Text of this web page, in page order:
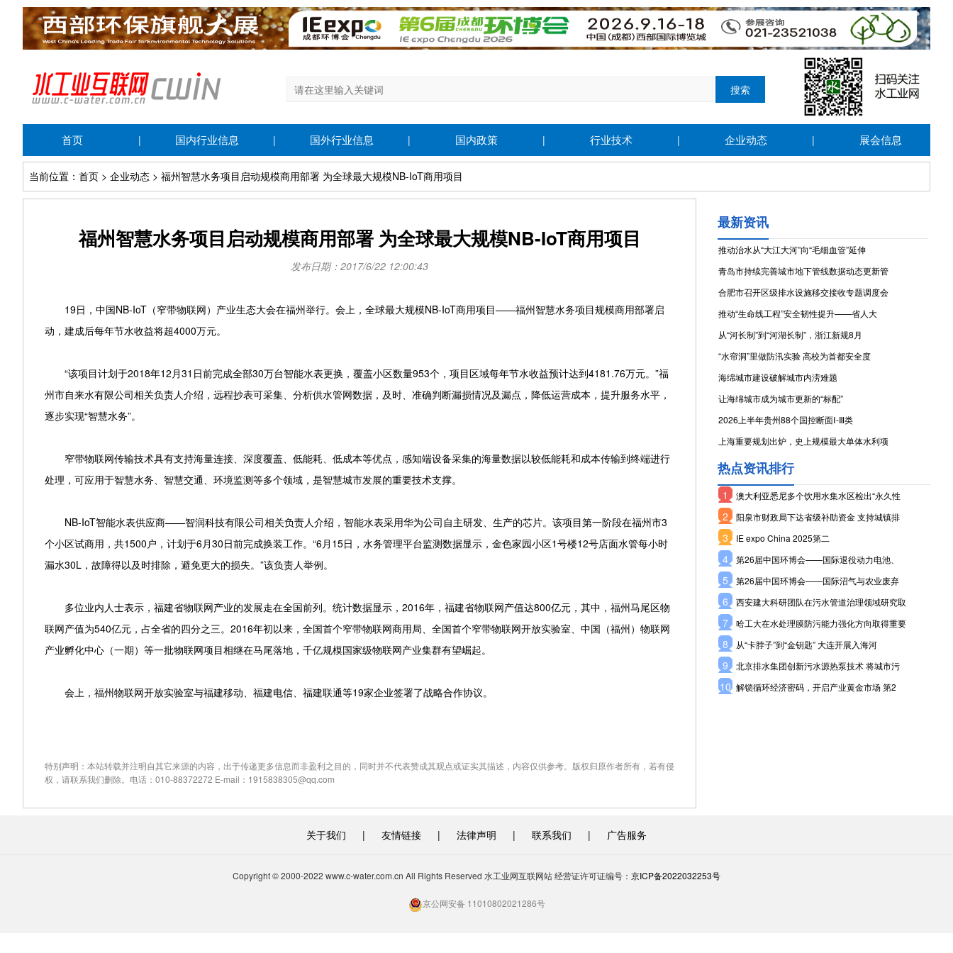
首页 | 国内行业信息 | 国外行业信息 | 国内政策 | 行业技术 | 企业动态 | 展会信息
当前位置：首页 > 企业动态 > 福州智慧水务项目启动规模商用部署 为全球最大规模NB-IoT商用项目
福州智慧水务项目启动规模商用部署 为全球最大规模NB-IoT商用项目
发布日期：2017/6/22 12:00:43
19日，中国NB-IoT（窄带物联网）产业生态大会在福州举行。会上，全球最大规模NB-IoT商用项目——福州智慧水务项目规模商用部署启
动，建成后每年节水收益将超4000万元。
“该项目计划于2018年12月31日前完成全部30万台智能水表更换，覆盖小区数量953个，项目区域每年节水收益预计达到4181.76万元。”福
州市自来水有限公司相关负责人介绍，远程抄表可采集、分析供水管网数据，及时、准确判断漏损情况及漏点，降低运营成本，提升服务水平，
逐步实现“智慧水务”。
窄带物联网传输技术具有支持海量连接、深度覆盖、低能耗、低成本等优点，感知端设备采集的海量数据以较低能耗和成本传输到终端进行
处理，可应用于智慧水务、智慧交通、环境监测等多个领域，是智慧城市发展的重要技术支撑。
NB-IoT智能水表供应商——智润科技有限公司相关负责人介绍，智能水表采用华为公司自主研发、生产的芯片。该项目第一阶段在福州市3
个小区试商用，共1500户，计划于6月30日前完成换装工作。“6月15日，水务管理平台监测数据显示，金色家园小区1号楼12号店面水管每小时
漏水30L，故障得以及时排除，避免更大的损失。”该负责人举例。
多位业内人士表示，福建省物联网产业的发展走在全国前列。统计数据显示，2016年，福建省物联网产值达800亿元，其中，福州马尾区物
联网产值为540亿元，占全省的四分之三。2016年初以来，全国首个窄带物联网商用局、全国首个窄带物联网开放实验室、中国（福州）物联网
产业孵化中心（一期）等一批物联网项目相继在马尾落地，千亿规模国家级物联网产业集群有望崛起。
会上，福州物联网开放实验室与福建移动、福建电信、福建联通等19家企业签署了战略合作协议。
特别声明：本站转载并注明自其它来源的内容，出于传递更多信息而非盈利之目的，同时并不代表赞成其观点或证实其描述，内容仅供参考。版权归原作者所有，若有侵
权，请联系我们删除。电话：010-88372272 E-mail：1915838305@qq.com
最新资讯
推动治水从“大江大河”向“毛细血管”延伸
青岛市持续完善城市地下管线数据动态更新管
合肥市召开区级排水设施移交接收专题调度会
推动“生命线工程”安全韧性提升——省人大
从“河长制”到“河湖长制”，浙江新规8月
“水帘洞”里做防汛实验 高校为首都安全度
海绵城市建设破解城市内涝难题
让海绵城市成为城市更新的“标配”
2026上半年贵州88个国控断面Ⅰ-Ⅲ类
上海重要规划出炉，史上规模最大单体水利项
热点资讯排行
1 澳大利亚悉尼多个饮用水集水区检出“永久性
2 阳泉市财政局下达省级补助资金 支持城镇排
3 IE expo China 2025第二
4 第26届中国环博会——国际退役动力电池、
5 第26届中国环博会——国际沼气与农业废弃
6 西安建大科研团队在污水管道治理领域研究取
7 哈工大在水处理膜防污能力强化方向取得重要
8 从“卡脖子”到“金钥匙” 大连开展入海河
9 北京排水集团创新污水源热泵技术 将城市污
10 解锁循环经济密码，开启产业黄金市场 第2
关于我们 | 友情链接 | 法律声明 | 联系我们 | 广告服务
Copyright © 2000-2022 www.c-water.com.cn All Rights Reserved 水工业网互联网站 经营证许可证编号： 京ICP备2022032253号
京公网安备 11010802021286号